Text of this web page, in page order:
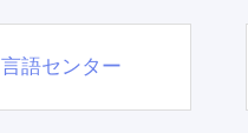
言語センター